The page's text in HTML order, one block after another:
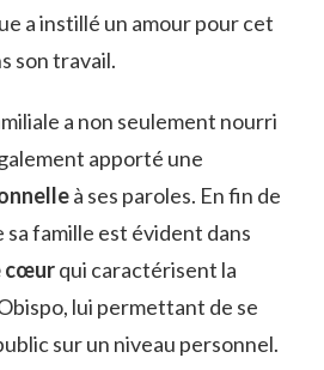
a instillé un amour pour cet
son travail.
a non seulement nourri
apporté une
à ses paroles. En fin de
sa famille est évident dans
cœurqui caractérisent la
lui permettant de se
sur un niveau personnel.